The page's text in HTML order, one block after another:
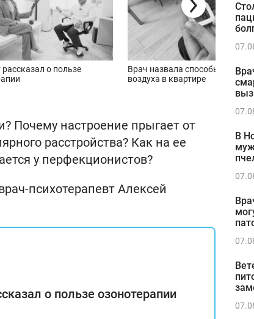
рассказал о пользе
Врач назвала способы
воздуха в квартире
Почему настроение прыгает от
расстройства? Как на ее
у перфекционистов?
психотерапевт Алексей
о пользе озонотерапии
В